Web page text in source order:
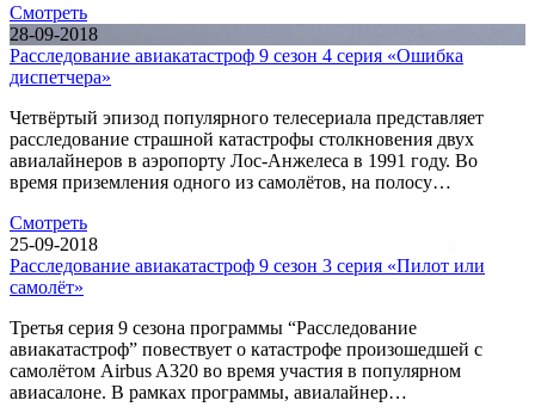
Смотреть
28-09-2018
Расследование авиакатастроф 9 сезон 4 серия «Ошибка
диспетчера»
Четвёртый эпизод популярного телесериала представляет
расследование страшной катастрофы столкновения двух
авиалайнеров в аэропорту Лос-Анжелеса в 1991 году. Во
время приземления одного из самолётов, на полосу…
Смотреть
25-09-2018
Расследование авиакатастроф 9 сезон 3 серия «Пилот или
самолёт»
Третья серия 9 сезона программы “Расследование
авиакатастроф” повествует о катастрофе произошедшей с
самолётом Airbus A320 во время участия в популярном
авиасалоне. В рамках программы, авиалайнер…